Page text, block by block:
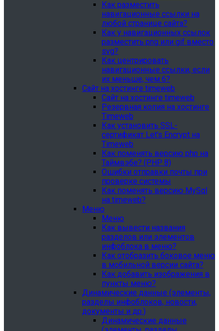
Как разместить
навигационные ссылки на
любой странице сайта?
Как у навигационных ссылок
разместить png или gif вместо
svg?
Как центрировать
навигационные ссылки, если
их меньше, чем 6?
Сайт на хостинге timeweb
Сайт на хостинге timeweb
Резервная копия на хостинге
Timeweb
Как установить SSL-
сертификат Let's Encrypt на
Timeweb
Как поменять версию php на
Таймвэбе? (PHP 8)
Ошибки отправки почты при
проверке системы
Как поменять версию MySql
на timeweb?
Меню
Меню
Как вывести названия
разделов или элементов
инфоблока в меню?
Как отобразить боковое меню
в мобильной версии сайта?
Как добавить изображения в
пункты меню?
Динамические данные (элементы,
разделы инфоблоков, новости,
документы и др.)
Динамические данные